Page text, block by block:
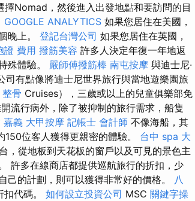
擇Nomad，然後進入出發地點和要訪問的目
GOOGLE ANALYTICS 如果您居住在美國，
晚上。 登記台灣公司 如果您居住在英國，
證 費用 撥筋美容 許多人決定年復一年地返
殊體驗。 嚴師傅撥筋棒 南屯按摩 與迪士尼·
司有點像將迪士尼世界旅行與當地遊樂園旅
骨 Cruises），三歲或以上的兒童俱樂部免
流行病外，除了被抑制的旅行需求，船隻
嘉義 大甲按摩 記帳士 會計師 不像海船，其
位客人獲得更親密的體驗。 台中 spa 大
，從地板到天花板的窗戶以及可見的景色主
許多在線商店都提供巡航旅行的折扣，少
己的計劃，則可以獲得非常好的價格。 八
代碼。 如何設立投資公司 MSC 關鍵字操